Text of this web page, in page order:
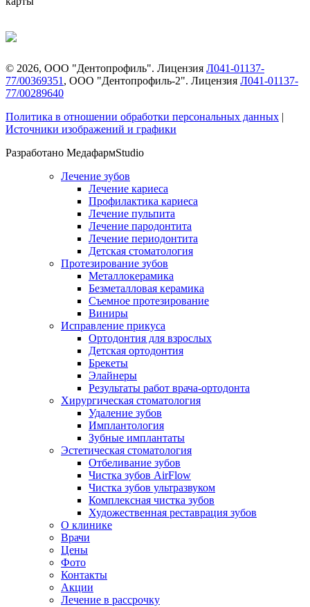
© 2026, ООО "Дентопрофиль". Лицензия Л041-01137-
77/00369351 , ООО "Дентопрофиль-2". Лицензия Л041-01137-
77/00289640
Политика в отношении обработки персональных данных |
Источники изображений и графики
Разработано МедафармStudio
Лечение зубов
Лечение кариеса
Профилактика кариеса
Лечение пульпита
Лечение пародонтита
Лечение периодонтита
Детская стоматология
Протезирование зубов
Металлокерамика
Безметалловая керамика
Съемное протезирование
Виниры
Исправление прикуса
Ортодонтия для взрослых
Детская ортодонтия
Брекеты
Элайнеры
Результаты работ врача-ортодонта
Хирургическая стоматология
Удаление зубов
Имплантология
Зубные имплантаты
Эстетическая стоматология
Отбеливание зубов
Чистка зубов AirFlow
Чистка зубов ультразвуком
Комплексная чистка зубов
Художественная реставрация зубов
О клинике
Врачи
Цены
Фото
Контакты
Акции
Лечение в рассрочку